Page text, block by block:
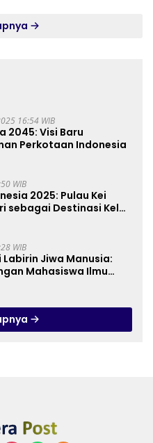
16:54 WIB
2045: Visi Baru
Perkotaan Indonesia
WIB
2025: Pulau Kei
sebagai Destinasi Kelas
WIB
Jiwa Manusia:
Mahasiswa Ilmu